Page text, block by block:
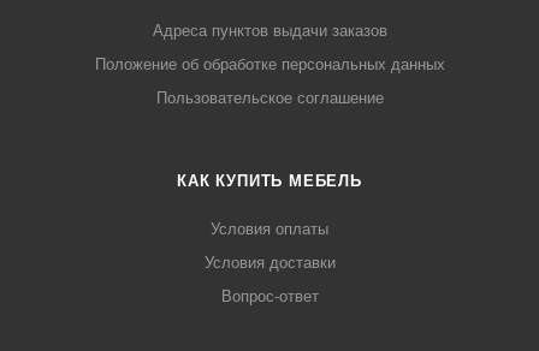
Адреса пунктов выдачи заказов
Положение об обработке персональных данных
Пользовательское соглашение
КАК КУПИТЬ МЕБЕЛЬ
Условия оплаты
Условия доставки
Вопрос-ответ